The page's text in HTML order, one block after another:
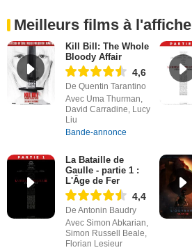
Meilleurs films à l'affiche
Kill Bill: The Whole
Bloody Affair
4,6
De Quentin Tarantino
Avec Uma Thurman,
David Carradine, Lucy
Liu
Bande-annonce
La Bataille de
Gaulle - partie 1 :
L'Âge de Fer
4,4
De Antonin Baudry
Avec Simon Abkarian,
Simon Russell Beale,
Florian Lesieur